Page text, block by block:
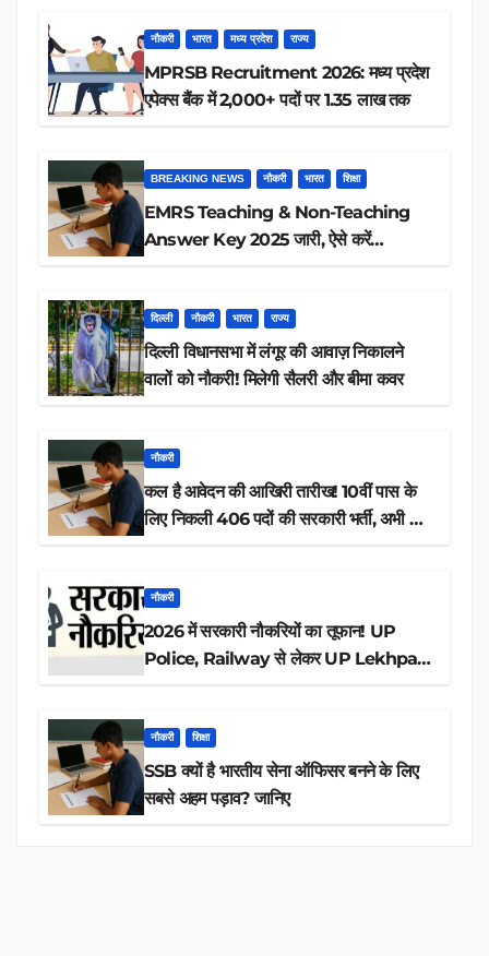
नौकरी भारत मध्य प्रदेश राज्य
MPRSB Recruitment 2026: मध्य प्रदेश
एपेक्स बैंक में 2,000+ पदों पर 1.35 लाख तक
BREAKING NEWS नौकरी भारत शिक्षा
EMRS Teaching & Non-Teaching
Answer Key 2025 जारी, ऐसे करें
दिल्ली नौकरी भारत राज्य
दिल्ली विधानसभा में लंगूर की आवाज़ निकालने
वालों को नौकरी! मिलेगी सैलरी और बीमा कवर
नौकरी
कल है आवेदन की आखिरी तारीख! 10वीं पास के
लिए निकली 406 पदों की सरकारी भर्ती, अभी करें
नौकरी
2026 में सरकारी नौकरियों का तूफान! UP
Police, Railway से लेकर UP Lekhpal
नौकरी शिक्षा
SSB क्यों है भारतीय सेना ऑफिसर बनने के लिए
सबसे अहम पड़ाव? जानिए